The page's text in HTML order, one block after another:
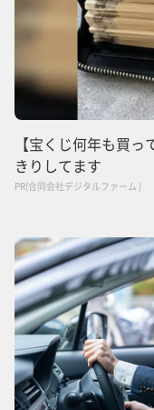
【宝くじ何年も買
きりしてます
PR(合同会社デジタルファーム )